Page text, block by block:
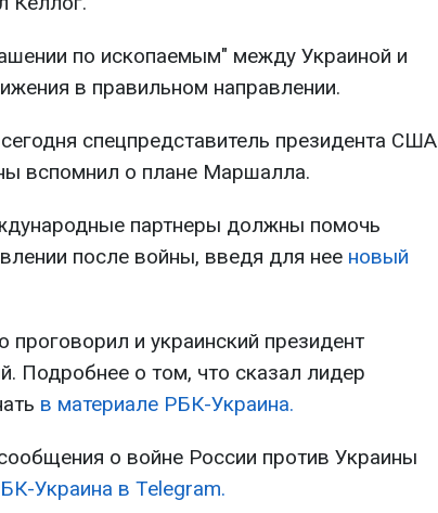
по ископаемым" между Украиной и
в правильном направлении.
спецпредставитель президента США
вспомнил о плане Маршалла.
партнеры должны помочь
после войны, введя для нее новый
проговорил и украинский президент
Подробнее о том, что сказал лидер
в материале РБК-Украина.
о войне России против Украины
Украина в Telegram.